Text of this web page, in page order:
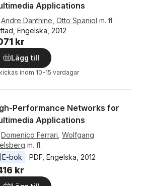
Applications
Andre Danthine Otto Spaniol m. fl.
Engelska, 2012
kr
Lägg till
inom 10-15 vardagar
Performance Networks for
Applications
Domenico Ferrari Wolfgang
m. fl.
E-bok
PDF Engelska 2012
kr